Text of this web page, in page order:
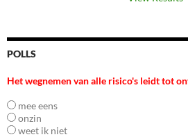
POLLS
Het wegnemen van alle risico's leidt tot
mee eens
onzin
weet ik niet